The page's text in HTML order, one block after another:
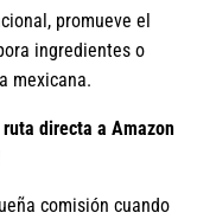
promueve el
ingredientes o
mexicana.
ruta directa a Amazon
comisión cuando